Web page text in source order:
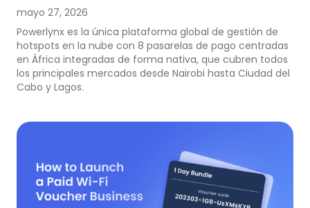
mayo 27, 2026
Powerlynx es la única plataforma global de gestión de
hotspots en la nube con 8 pasarelas de pago centradas
en África integradas de forma nativa, que cubren todos
los principales mercados desde Nairobi hasta Ciudad del
Cabo y Lagos.